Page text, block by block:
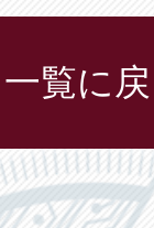
一覧に